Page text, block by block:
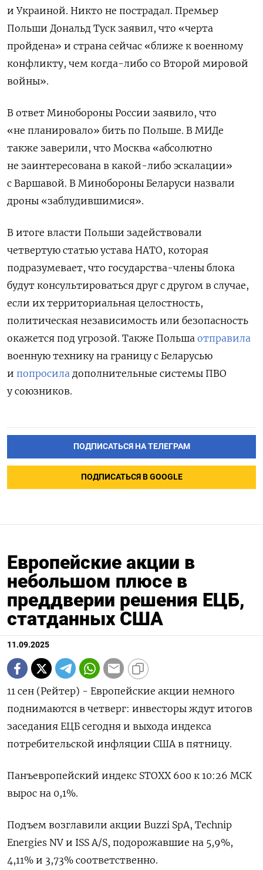
и Украиной. Никто не пострадал. Премьер
Польши Дональд Туск заявил, что «черта
пройдена» и страна сейчас «ближе к военному
конфликту, чем когда-либо со Второй мировой
войны».
В ответ Минобороны России заявило, что
«не планировало» бить по Польше. В МИДе
также заверили, что Москва «абсолютно
не заинтересована в какой-либо эскалации»
с Варшавой. В Минобороны Беларуси назвали
дроны «заблудившимися».
В итоге власти Польши задействовали
четвертую статью устава НАТО, которая
подразумевает, что государства-члены блока
будут консультироваться друг с другом в случае,
если их территориальная целостность,
политическая независимость или безопасность
окажется под угрозой. Также Польша отправила
военную технику на границу с Беларусью
и попросила дополнительные системы ПВО
у союзников.
ПОДПИСАТЬСЯ НА ТЕЛЕГРАМ
ПОДПИСАТЬСЯ В GOOGLE
Европейские акции в
небольшом плюсе в
преддверии решения ЕЦБ,
статданных США
11.09.2025
11 сен (Рейтер) - Европейские акции немного
поднимаются в четверг: инвесторы ждут итогов
заседания ЕЦБ сегодня и выхода индекса
потребительской инфляции США в пятницу.
Панъевропейский индекс STOXX 600 к 10:26 МСК
вырос на 0,1%.
Подъем возглавили акции Buzzi SpA, Technip
Energies NV и ISS A/S, подорожавшие на 5,9%,
4,11% и 3,73% соответственно.